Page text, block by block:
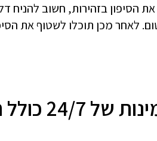
בזהירות, חשוב להניח
לאחר מכן תוכלו לשטוף את
חגים ושבתות!